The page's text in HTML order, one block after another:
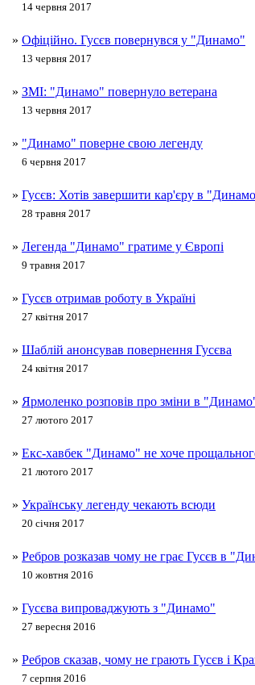
14 червня 2017
» Офіційно. Гусєв повернувся у "Динамо"
13 червня 2017
» ЗМІ: "Динамо" повернуло ветерана
13 червня 2017
» "Динамо" поверне свою легенду
6 червня 2017
» Гусєв: Хотів завершити кар'єру в
28 травня 2017
» Легенда "Динамо" гратиме у Європі
9 травня 2017
» Гусєв отримав роботу в Україні
27 квітня 2017
» Шаблій анонсував повернення Гусєва
24 квітня 2017
» Ярмоленко розповів про зміни в
27 лютого 2017
» Екс-хавбек "Динамо" не хоче
21 лютого 2017
» Українську легенду чекають всюди
20 січня 2017
» Ребров розказав чому не грає Гусєв в
10 жовтня 2016
» Гусєва випроваджують з "Динамо"
27 вересня 2016
» Ребров сказав, чому не грають Гусєв і
7 серпня 2016